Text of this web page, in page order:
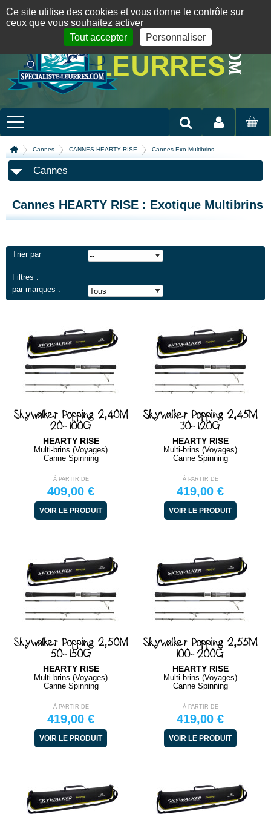
09 72 36 55 01 06 08 07 98 87 English version
MON
Cannes CANNES HEARTY RISE Cannes Exo Multibrins
Cannes
Cannes HEARTY RISE : Exotique Multibrins
Trier par
Filtres :
par marques :
Skywalker Popping 2,40M
20-100G
HEARTY RISE
Multi-brins (Voyages)
Canne Spinning
À PARTIR DE
409,00 €
VOIR LE PRODUIT
Skywalker Popping 2,45M
30-120G
HEARTY RISE
Multi-brins (Voyages)
Canne Spinning
À PARTIR DE
419,00 €
VOIR LE PRODUIT
Skywalker Popping 2,50M
50-150G
HEARTY RISE
Multi-brins (Voyages)
Canne Spinning
À PARTIR DE
419,00 €
VOIR LE PRODUIT
Skywalker Popping 2,55M
100-200G
HEARTY RISE
Multi-brins (Voyages)
Canne Spinning
À PARTIR DE
419,00 €
VOIR LE PRODUIT
Panneau de gestion des cookies
Ce site utilise des cookies et vous donne le contrôle sur
ceux que vous souhaitez activer
Tout accepter
Personnaliser